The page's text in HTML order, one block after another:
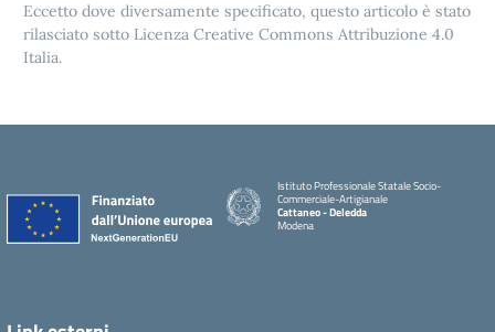
Eccetto dove diversamente specificato, questo articolo è stato
rilasciato sotto Licenza Creative Commons Attribuzione 4.0
Italia.
Istituto Professionale Statale Socio-
Commerciale-Artigianale
Cattaneo - Deledda
Modena